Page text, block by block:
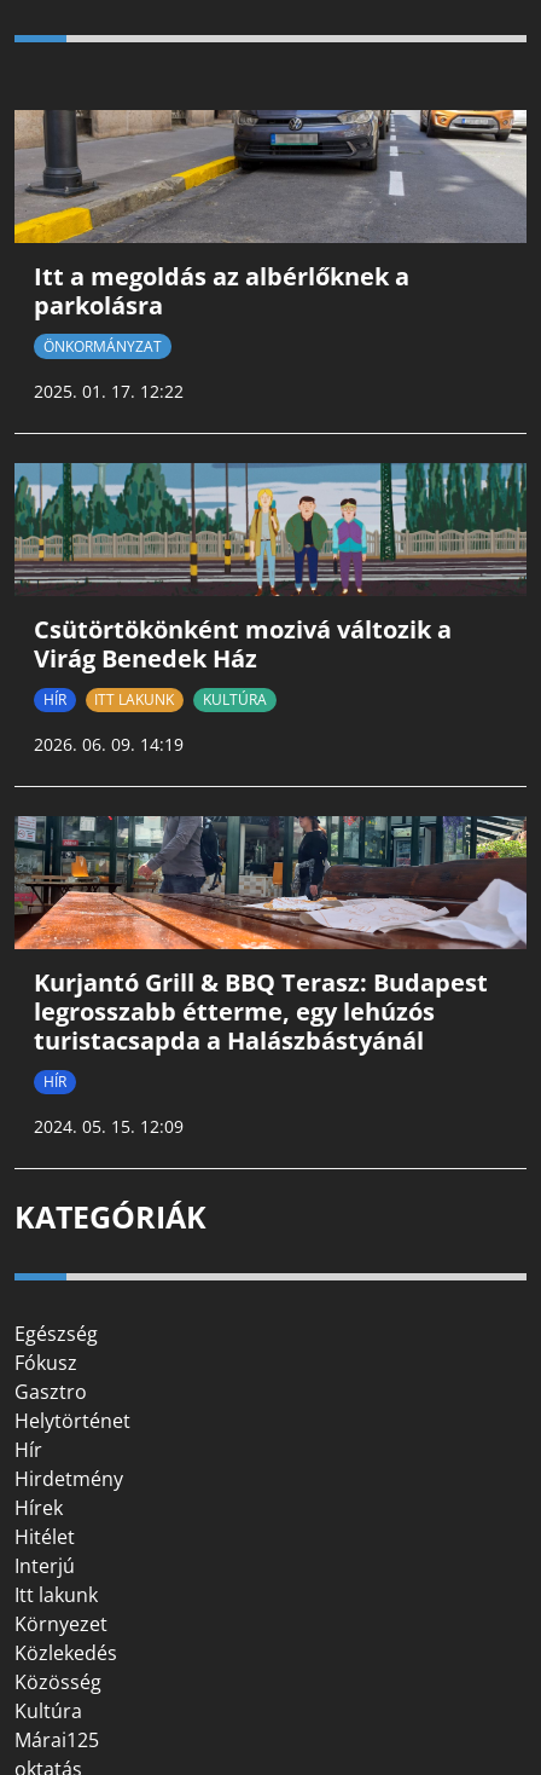
Itt a megoldás az albérlőknek a
parkolásra
ÖNKORMÁNYZAT
2025. 01. 17. 12:22
Csütörtökönként mozivá változik a
Virág Benedek Ház
HÍR ITT LAKUNK KULTÚRA
2026. 06. 09. 14:19
Kurjantó Grill & BBQ Terasz: Budapest
legrosszabb étterme, egy lehúzós
turistacsapda a Halászbástyánál
HÍR
2024. 05. 15. 12:09
KATEGÓRIÁK
Egészség
Fókusz
Gasztro
Helytörténet
Hír
Hirdetmény
Hírek
Hitélet
Interjú
Itt lakunk
Környezet
Közlekedés
Közösség
Kultúra
Márai125
oktatás